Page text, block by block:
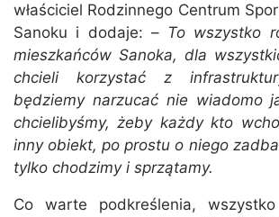
właściciel Rodzinnego Centrum
Sanoku i dodaje: – To wszystko
mieszkańców Sanoka, dla
chcieli korzystać z
będziemy narzucać nie wiadomo
chcielibyśmy, żeby każdy kto
inny obiekt, po prostu o niego
tylko chodzimy i sprzątamy.
Co warte podkreślenia,